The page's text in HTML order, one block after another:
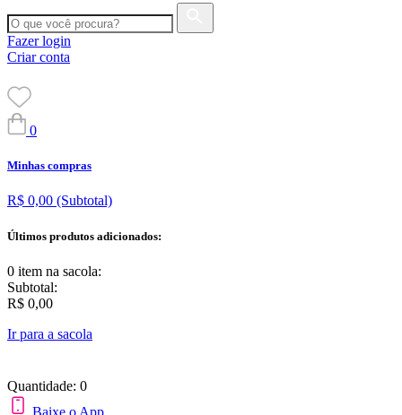
Fazer login
Criar conta
0
Minhas compras
R$ 0,00 (Subtotal)
Últimos produtos adicionados:
0 item na sacola:
Subtotal:
R$ 0,00
Ir para a sacola
Quantidade: 0
Baixe o App